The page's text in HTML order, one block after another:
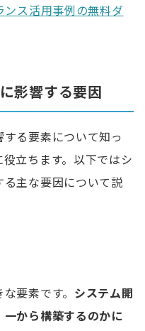
ス活用事例の無料ダ
影響する要因
る要素について知っ
立ちます。以下ではシ
主な要因について説
要素です。 システム開
から構築するのかに